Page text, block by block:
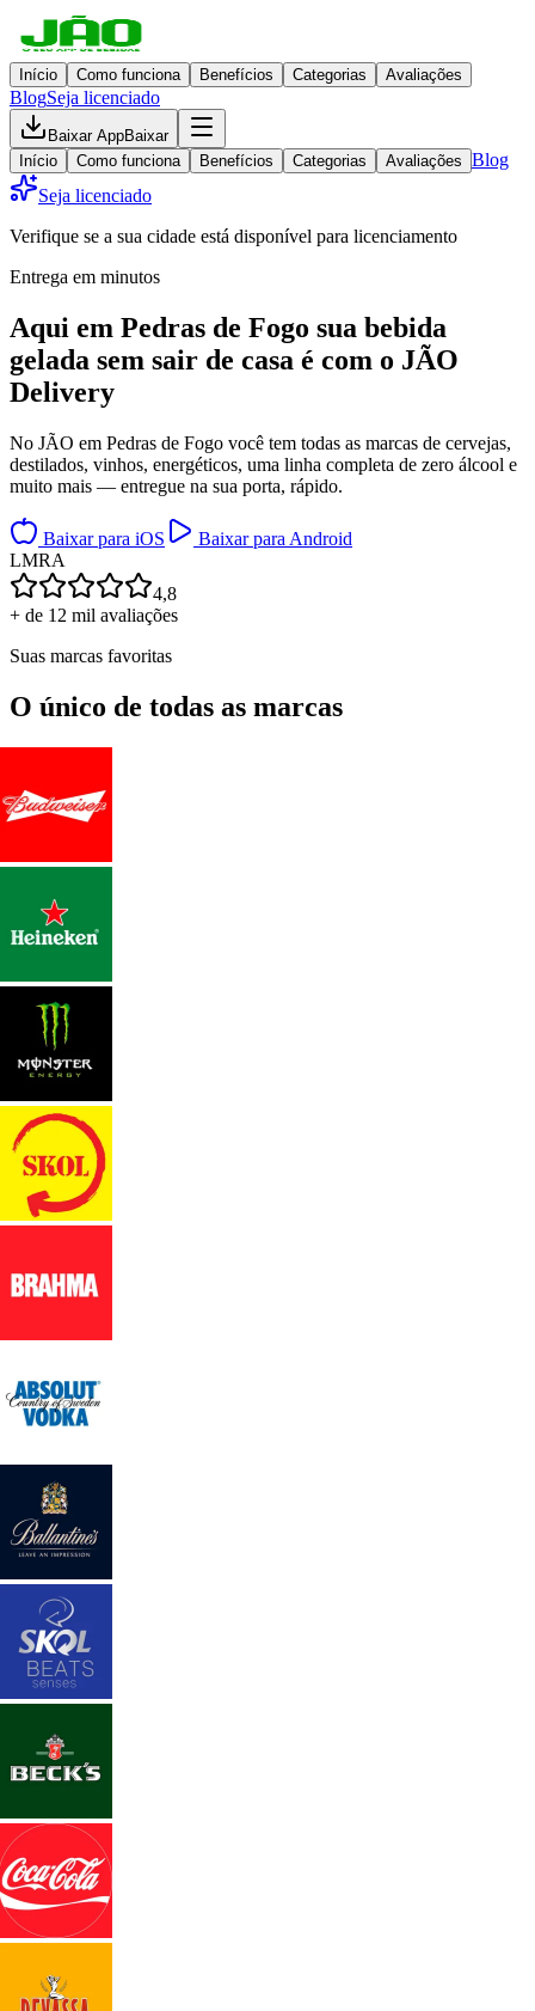
Início Como funciona Benefícios Categorias Avaliações
BlogSeja licenciado
Baixar AppBaixar
Início
Como funciona Benefícios Categorias Avaliações Blog
Seja licenciado
Verifique se a sua cidade está disponível para licenciamento
Entrega em minutos
Aqui em Pedras de Fogo sua bebida
gelada sem sair de casa é com o JÃO
Delivery
No JÃO em Pedras de Fogo você tem todas as marcas de cervejas,
destilados, vinhos, energéticos, uma linha completa de zero álcool e
muito mais — entregue na sua porta, rápido.
Baixar para iOS
Baixar para Android
LMRA
4,8
+ de 12 mil avaliações
Suas marcas favoritas
O único de todas as marcas